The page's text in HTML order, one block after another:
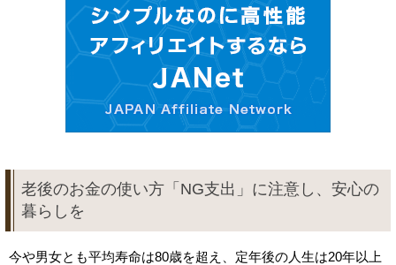
老後のお金の使い方「NG支出」に注意し、安心の
暮らしを
今や男女とも平均寿命は80歳を超え、定年後の人生は20年以上